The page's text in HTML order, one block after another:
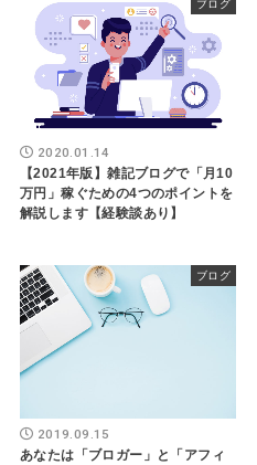
ブログ
2020.01.14
【2021年版】雑記ブログで「月10
万円」稼ぐための4つのポイントを
解説します【経験談あり】
ブログ
2019.09.15
あなたは「ブロガー」と「アフィ